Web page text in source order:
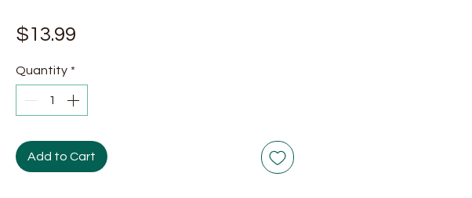
$13.99
Quantity *
Add to Cart